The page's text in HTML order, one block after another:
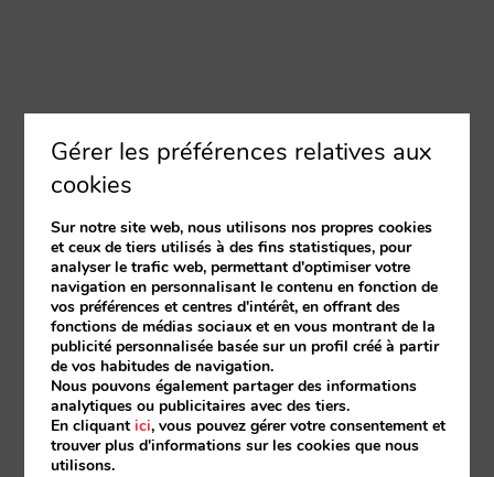
Gérer les préférences relatives aux
cookies
Sur notre site web, nous utilisons nos propres cookies
et ceux de tiers utilisés à des fins statistiques, pour
analyser le trafic web, permettant d'optimiser votre
navigation en personnalisant le contenu en fonction de
vos préférences et centres d'intérêt, en offrant des
fonctions de médias sociaux et en vous montrant de la
publicité personnalisée basée sur un profil créé à partir
de vos habitudes de navigation.
Nous pouvons également partager des informations
analytiques ou publicitaires avec des tiers.
En cliquantici, vous pouvez gérer votre consentement et
trouver plus d'informations sur les cookies que nous
utilisons.